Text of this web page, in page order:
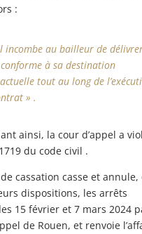
:
incombe au bailleur de
à sa destination
tout au long de
» .
ainsi, la cour d’appel a
du code civil .
cassation casse et annule,
dispositions, les arrêts
15 février et 7 mars 2024
de Rouen, et renvoie